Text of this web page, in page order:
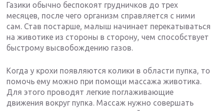
Газики обычно беспокоят грудничков до трех
месяцев, после чего организм справляется с ними
сам. Став постарше, малыш начинает перекатываться
на животике из стороны в сторону, чем способствует
быстрому высвобождению газов.
Когда у крохи появляются колики в области пупка, то
помочь ему можно при помощи массажа животика.
Для этого проводят легкие поглаживающие
движения вокруг пупка. Массаж нужно совершать